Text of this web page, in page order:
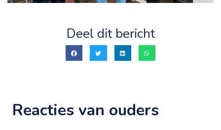
Deel dit bericht
Reacties van ouders